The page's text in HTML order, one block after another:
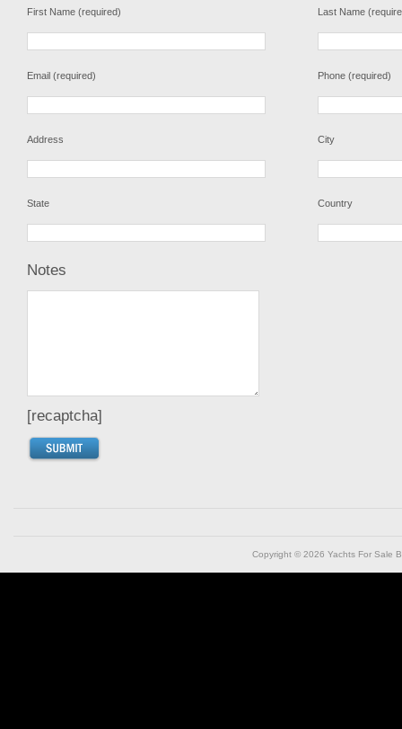
First Name (required) Last Name
Email (required) Phone (required)
Address City
State Country
Notes
[recaptcha]
Copyright © 2026 Yachts For Sale